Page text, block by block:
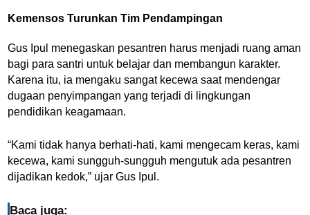
Kemensos Turunkan Tim Pendampingan
Gus Ipul menegaskan pesantren harus menjadi ruang aman
bagi para santri untuk belajar dan membangun karakter.
Karena itu, ia mengaku sangat kecewa saat mendengar
dugaan penyimpangan yang terjadi di lingkungan
pendidikan keagamaan.
“Kami tidak hanya berhati-hati, kami mengecam keras, kami
kecewa, kami sungguh-sungguh mengutuk ada pesantren
dijadikan kedok,” ujar Gus Ipul.
Baca juga: